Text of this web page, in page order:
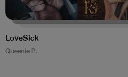
LoveSick
Queenie P.